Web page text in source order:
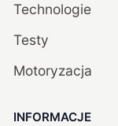
Technologie
Testy
Motoryzacja
INFORMACJE